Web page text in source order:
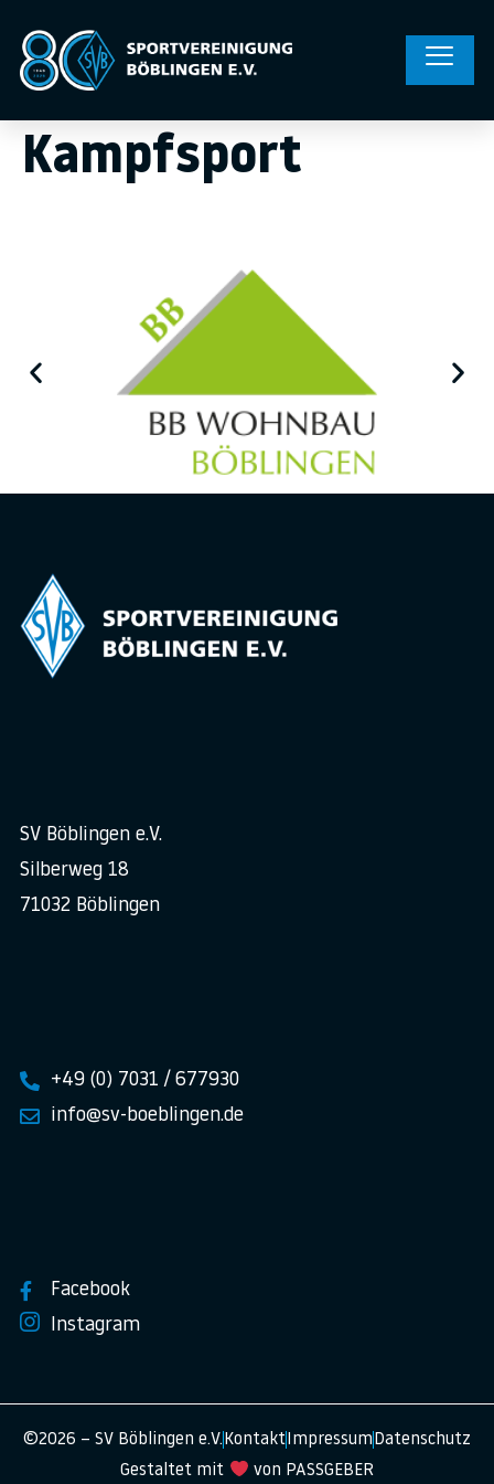
Kampfsport
SV Böblingen e.V.
Silberweg 18
71032 Böblingen
+49 (0) 7031 / 677930
info@sv-boeblingen.de
Facebook
Instagram
©2026 – SV Böblingen e.V. Kontakt Impressum Datenschutz
Gestaltet mit
von PASSGEBER